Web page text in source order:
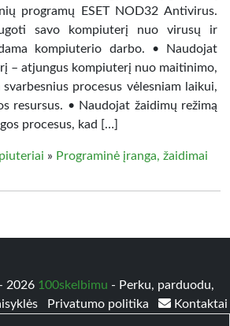
programų ESET NOD32 Antivirus.
savo kompiuterį nuo virusų ir
kompiuterio darbo. • Naudojat
– atjungus kompiuterį nuo maitinimo,
procesus vėlesniam laikui,
resursus. • Naudojat žaidimų režimą
procesus, kad […]
» Programinė įranga, žaidimai
2026 100skelbimu - Perku, parduodu,
Privatumo politika Kontaktai